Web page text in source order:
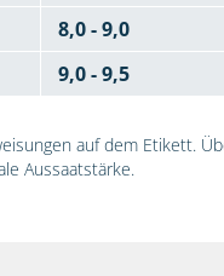
8,0 - 9,0
9,0 - 9,5
auf dem Etikett.
Aussaatstärke.